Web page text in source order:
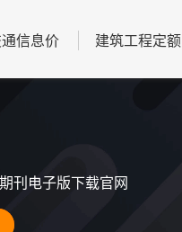
信息价 建筑工程定额
刊电子版下载官网